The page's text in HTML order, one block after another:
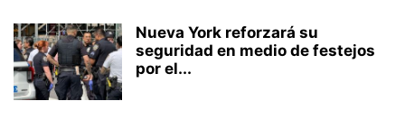
Nueva York reforzará su
seguridad en medio de festejos
por el...